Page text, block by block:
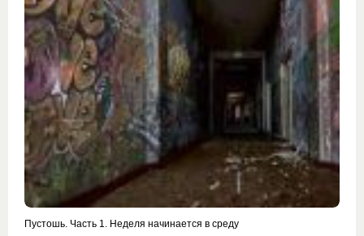
Пустошь. Часть 1. Неделя начинается в среду